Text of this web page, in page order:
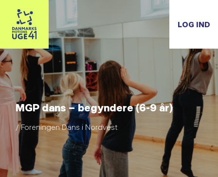
LOG IND
MGP dans – begyndere (6-9 år)
/ Foreningen Dans i Nordvest